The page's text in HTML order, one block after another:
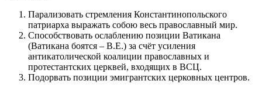
Парализовать стремления Константинопольского
патриарха выражать собою весь православный мир.
Способствовать ослаблению позиции Ватикана
(Ватикана боятся – В.Е.) за счёт усиления
антикатолической коалиции православных и
протестантских церквей, входящих в ВСЦ.
Подорвать позиции эмигрантских церковных центров.